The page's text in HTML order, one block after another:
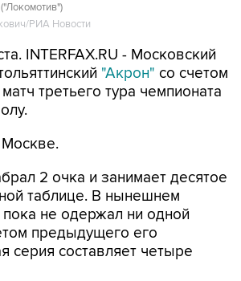
РИА Новости
INTERFAX.RU - Московский
"Акрон" со счетом
третьего тура чемпионата
2 очка и занимает десятое
таблице. В нынешнем
не одержал ни одной
предыдущего его
серия составляет четыре